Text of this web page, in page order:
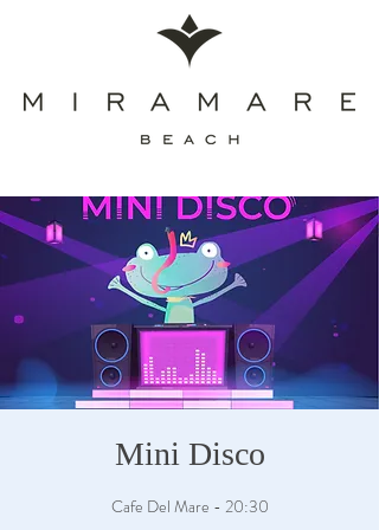
Mini Disco
Cafe Del Mare - 20:30